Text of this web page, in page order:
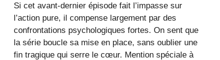
Si cet avant-dernier épisode fait l’impasse sur
l’action pure, il compense largement par des
confrontations psychologiques fortes. On sent que
la série boucle sa mise en place, sans oublier une
fin tragique qui serre le cœur. Mention spéciale à